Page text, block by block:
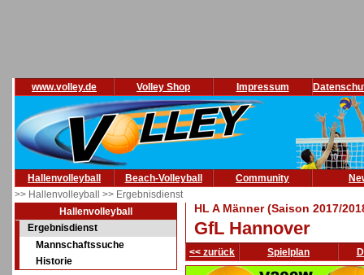
www.volley.de Volley Shop Impressum
Hallenvolleyball Beach-Volleyball Community
>> Hallenvolleyball >> Ergebnisdienst
Hallenvolleyball
Ergebnisdienst
Mannschaftssuche
Historie
HL A Männer (Saison 2017/
GfL Hannover
<< zurück Spielplan